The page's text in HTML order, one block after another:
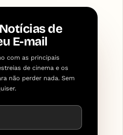
de
E-mail
com as principais
de cinema e os
não perder nada. Sem